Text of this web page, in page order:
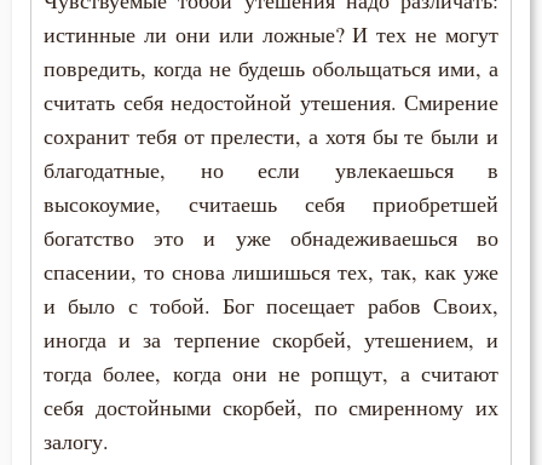
Простота
Прощение
Раздражительность
Разум
Рассеянность
Рассуждение
Ревность
Родители
Пимен Великий
Поликарп Смирнский
Силуан Афонский
Симеон Благоговейный
Симеон Новый Богослов
Симеон Солунский
истинные ли они или ложные? И тех не могут
повредить, когда не будешь обольщаться ими, а
считать себя недостойной утешения. Смирение
сохранит тебя от прелести, а хотя бы те были и
благодатные, но если увлекаешься в
высокоумие, считаешь себя приобретшей
богатство это и уже обнадеживаешься во
спасении, то снова лишишься тех, так, как уже
и было с тобой. Бог посещает рабов Своих,
иногда и за терпение скорбей, утешением, и
тогда более, когда они не ропщут, а считают
себя достойными скорбей, по смиренному их
залогу.